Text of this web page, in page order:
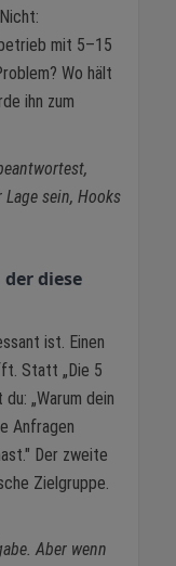
mit 5–15
Wo hält
ihn zum
sein, Hooks
diese
ist. Einen
Statt „Die 5
„Warum dein
Anfragen
Der zweite
Zielgruppe.
Aber wenn